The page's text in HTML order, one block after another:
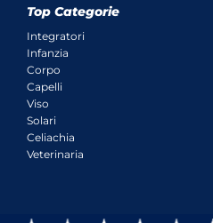
Top Categorie
Integratori
Infanzia
Corpo
Capelli
Viso
Solari
Celiachia
Veterinaria